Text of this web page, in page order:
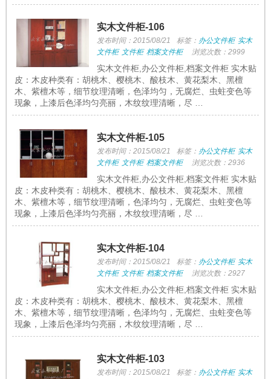
实木文件柜-106
发布时间：2015/08/21 标签： 办公文件柜 实木
文件柜 文件柜 档案文件柜 浏览次数：2999
实木文件柜,办公文件柜,档案文件柜 实木贴
皮：木皮种类有：胡桃木、樱桃木、酸枝木、黄花梨木、黑檀
木、紫檀木等，细节纹理清晰，色泽均匀，无腐烂、虫蛀变色等
现象，上漆后色泽均匀亮丽，木纹纹理清晰，尽 …
实木文件柜-105
发布时间：2015/08/21 标签： 办公文件柜 实木
文件柜 文件柜 档案文件柜 浏览次数：2936
实木文件柜,办公文件柜,档案文件柜 实木贴
皮：木皮种类有：胡桃木、樱桃木、酸枝木、黄花梨木、黑檀
木、紫檀木等，细节纹理清晰，色泽均匀，无腐烂、虫蛀变色等
现象，上漆后色泽均匀亮丽，木纹纹理清晰，尽 …
实木文件柜-104
发布时间：2015/08/21 标签： 办公文件柜 实木
文件柜 文件柜 档案文件柜 浏览次数：2927
实木文件柜,办公文件柜,档案文件柜 实木贴
皮：木皮种类有：胡桃木、樱桃木、酸枝木、黄花梨木、黑檀
木、紫檀木等，细节纹理清晰，色泽均匀，无腐烂、虫蛀变色等
现象，上漆后色泽均匀亮丽，木纹纹理清晰，尽 …
实木文件柜-103
发布时间：2015/08/21 标签： 办公文件柜 实木